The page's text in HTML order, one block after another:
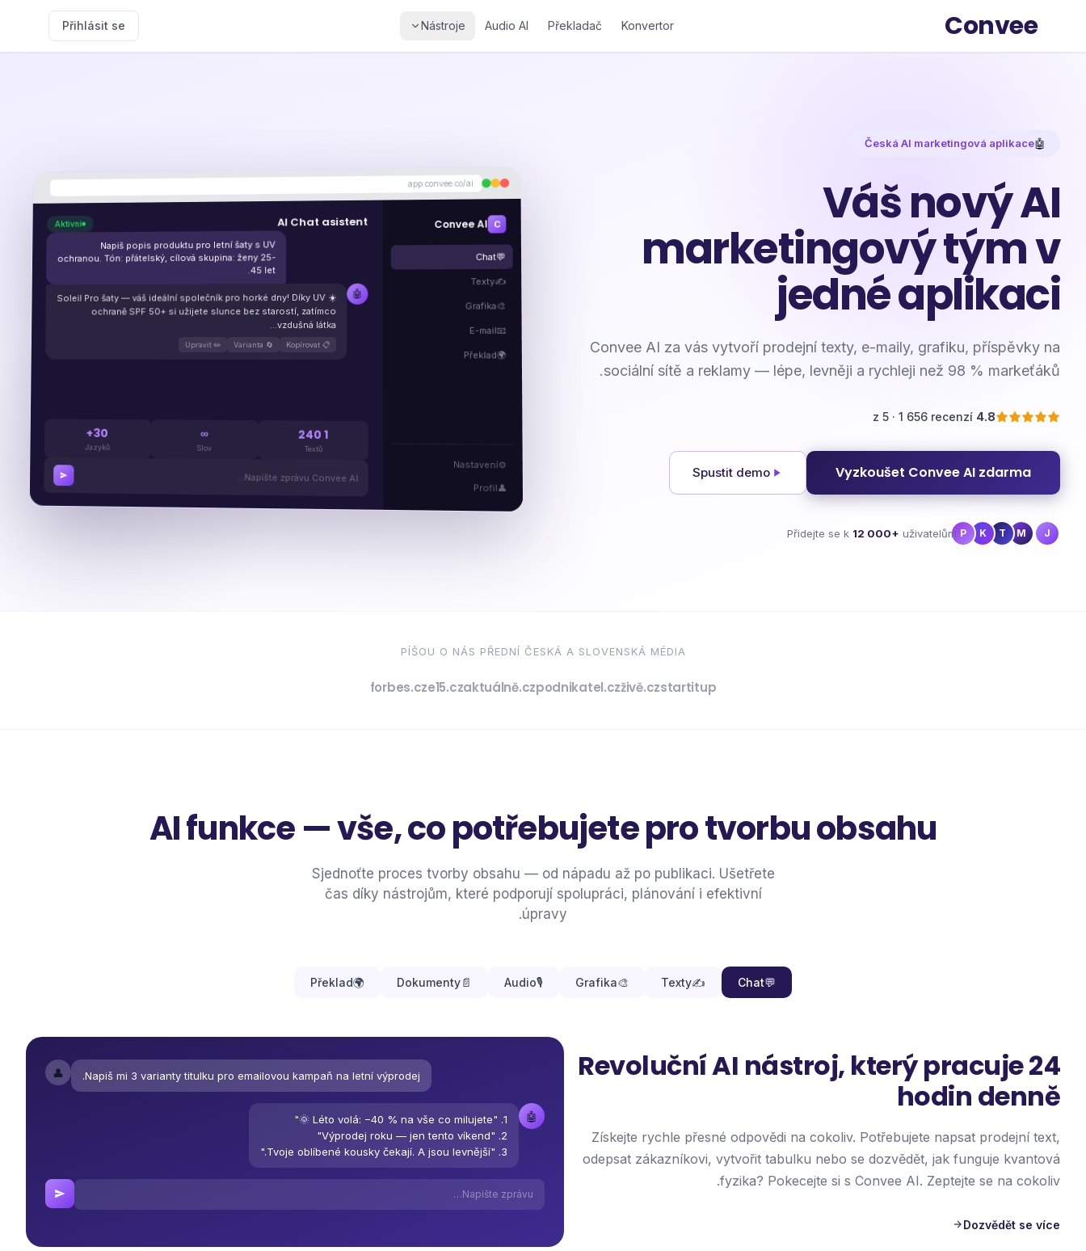
Convee
Konvertor
Překladač
Audio AI
Nástroje
Přihlásit se
🤖
Česká AI marketingová aplikace
Váš nový AI
marketingový tým v
jedné aplikaci
Convee AI za vás vytvoří prodejní texty, e-maily, grafiku, příspěvky na
sociální sítě a reklamy — lépe, levněji a rychleji než 98 % markeťáků.
4.8
z 5 · 1 656 recenzí
Vyzkoušet Convee AI zdarma
Spustit demo
J
M
T
K
P
Přidejte se k 12 000+ uživatelům
app.convee.co/ai
C
Convee AI
💬
Chat
✍️
Texty
🎨
Grafika
📧
E-mail
🌍
Překlad
⚙️
Nastavení
👤
Profil
AI Chat asistent
Aktivní
Napiš popis produktu pro letní šaty s UV
ochranou. Tón: přátelský, cílová skupina: ženy 25-
45 let.
🤖
☀️
Soleil Pro šaty — váš ideální společník pro horké dny! Díky UV
ochraně SPF 50+ si užijete slunce bez starostí, zatímco
vzdušná látka...
📋 Kopírovat
🔄 Varianta
✏️ Upravit
1 240
Textů
∞
Slov
30+
Jazyků
Napište zprávu Convee AI…
PÍŠOU O NÁS PŘEDNÍ ČESKÁ A SLOVENSKÁ MÉDIA
startitup
živě.cz
podnikatel.cz
aktuálně.cz
e15.cz
forbes.cz
AI funkce — vše, co potřebujete pro tvorbu obsahu
Sjednoťte proces tvorby obsahu — od nápadu až po publikaci. Ušetřete
čas díky nástrojům, které podporují spolupráci, plánování i efektivní
úpravy.
💬
Chat
✍️
Texty
🎨
Grafika
🎙️
Audio
📄
Dokumenty
🌍
Překlad
Revoluční AI nástroj, který pracuje 24
hodin denně
Získejte rychle přesné odpovědi na cokoliv. Potřebujete napsat prodejní text,
odepsat zákazníkovi, vytvořit tabulku nebo se dozvědět, jak funguje kvantová
fyzika? Pokecejte si s Convee AI. Zeptejte se na cokoliv.
Dozvědět se více
👤 Napiš mi 3 varianty titulku pro emailovou kampaň na letní výprodej.
🤖
3. "Tvoje oblíbené kousky čekají. A jsou levnější."
Napište zprávu…